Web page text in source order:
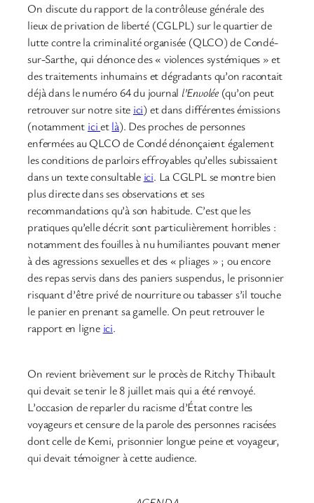
On discute du rapport de la contrôleuse générale des
lieux de privation de liberté (CGLPL) sur le quartier de
lutte contre la criminalité organisée (QLCO) de Condé-
sur-Sarthe, qui dénonce des « violences systémiques » et
des traitements inhumains et dégradants qu’on racontait
déjà dans le numéro 64 du journal l’Envolée(qu’on peut
retrouver sur notre site ici) et dans différentes émissions
(notamment icietlà). Des proches de personnes
enfermées au QLCO de Condé dénonçaient également
les conditions de parloirs effroyables qu’elles subissaient
dans un texte consultable ici. La CGLPL se montre bien
plus directe dans ses observations et ses
recommandations qu’à son habitude. C’est que les
pratiques qu’elle décrit sont particulièrement horribles :
notamment des fouilles à nu humiliantes pouvant mener
à des agressions sexuelles et des « pliages » ; ou encore
des repas servis dans des paniers suspendus, le prisonnier
risquant d’être privé de nourriture ou tabasser s’il touche
le panier en prenant sa gamelle. On peut retrouver le
rapport en ligne ici.
On revient brièvement sur le procès de Ritchy Thibault
qui devait se tenir le 8 juillet mais qui a été renvoyé.
L’occasion de reparler du racisme d’État contre les
voyageurs et censure de la parole des personnes racisées
dont celle de Kemi, prisonnier longue peine et voyageur,
qui devait témoigner à cette audience.